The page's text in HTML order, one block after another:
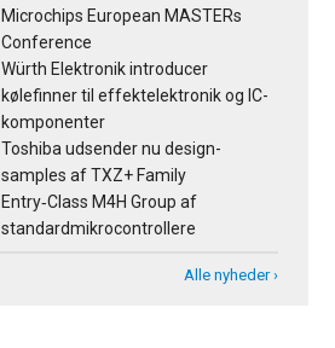
Microchips European MASTERs
Conference
Würth Elektronik introducer
kølefinner til effektelektronik og IC-
komponenter
Toshiba udsender nu design-
samples af TXZ+ Family
Entry‑Class M4H Group af
standardmikrocontrollere
Alle nyheder ›